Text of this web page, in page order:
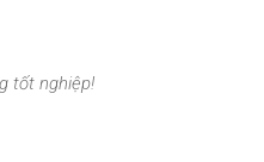
tốt nghiệp!